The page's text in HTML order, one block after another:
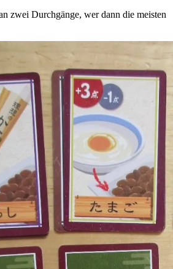
zwei Durchgänge, wer dann die meisten